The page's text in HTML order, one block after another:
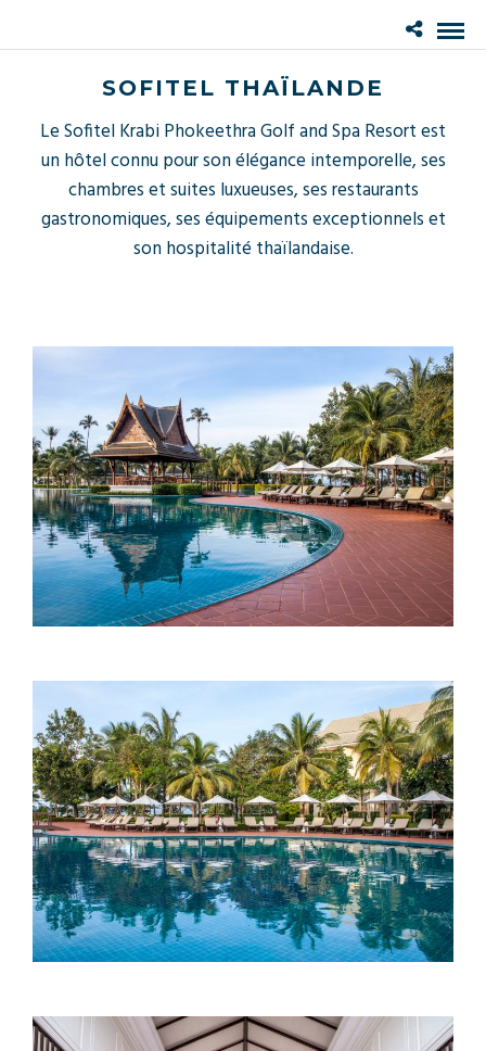
SOFITEL THAÏLANDE
Le Sofitel Krabi Phokeethra Golf and Spa Resort est
un hôtel connu pour son élégance intemporelle, ses
chambres et suites luxueuses, ses restaurants
gastronomiques, ses équipements exceptionnels et
son hospitalité thaïlandaise.